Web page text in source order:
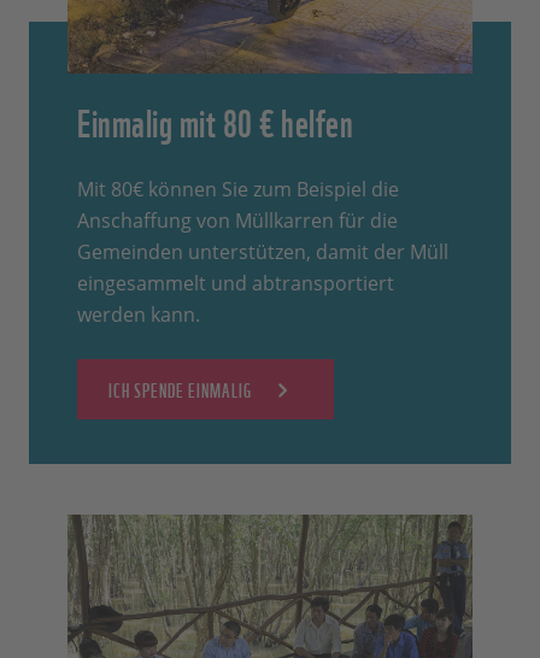
Einmalig mit 80 € helfen
Mit 80€ können Sie zum Beispiel die
Anschaffung von Müllkarren für die
Gemeinden unterstützen, damit der Müll
eingesammelt und abtransportiert
werden kann.
ICH SPENDE EINMALIG